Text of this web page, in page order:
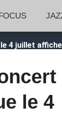
4 juillet
le 4